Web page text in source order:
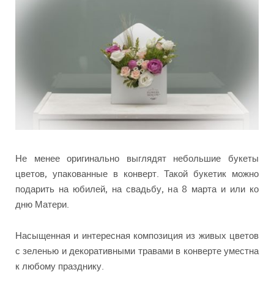
Не менее оригинально выглядят небольшие букеты
цветов, упакованные в конверт. Такой букетик можно
подарить на юбилей, на свадьбу, на 8 марта и или ко
дню Матери.
Насыщенная и интересная композиция из живых цветов
с зеленью и декоративными травами в конверте уместна
к любому празднику.